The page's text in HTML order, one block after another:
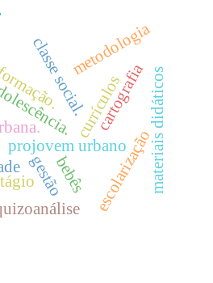
currículos
projovem urbano
urbana.
c
l
a
s
s
e
s
o
c
i
a
l
.
gestão escolarizaçãomateriais didáticos
bebês
cartografia
metodologia